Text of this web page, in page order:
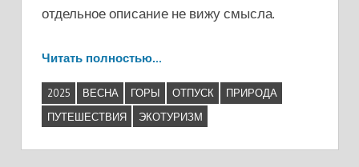
отдельное описание не вижу смысла.
Читать полностью…
2025 ВЕСНА ГОРЫ ОТПУСК
ПРИРОДА
ПУТЕШЕСТВИЯ
ЭКОТУРИЗМ